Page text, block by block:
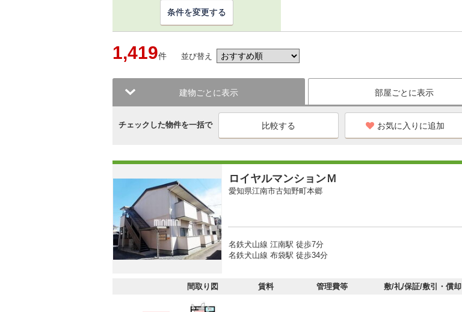
条件を変更する
1,419件 並び替え
建物ごとに表示 部屋ごとに表示
チェックした物件を一括で お気に入りに追加
ロイヤルマンションＭ
愛知県江南市古知野町本郷
名鉄犬山線 江南駅 徒歩7分
名鉄犬山線 布袋駅 徒歩34分
間取り図 賃料 管理費等 敷/礼/保証/敷引・償却